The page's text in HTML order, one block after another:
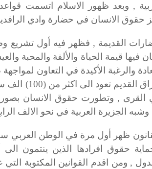
, وبعد ظهور الاسلام اتسمت
حقوق الانسان في حضارة وادي
القديمة , فظهر فيه أول
فيها قيمة الحياة والألفة والمحبة
والرغبة الأكيدة في التعاون لمواجهة
وجود مستوطنات
القرى , وتطورت حقوق الانسان
الجزيرة العربية في نحو الالف
ظهر أول مرة في الوطن العربي سواء
حقوق افرادها الذين ينتمون
, ومن اقدم القوانين المكتوبة